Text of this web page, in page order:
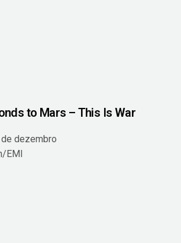
to Mars – This Is War
dezembro
EMI